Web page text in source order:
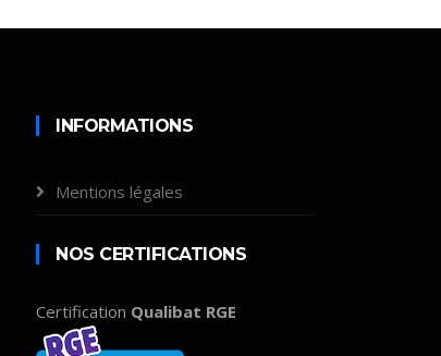
INFORMATIONS
Mentions légales
NOS CERTIFICATIONS
Certification Qualibat RGE